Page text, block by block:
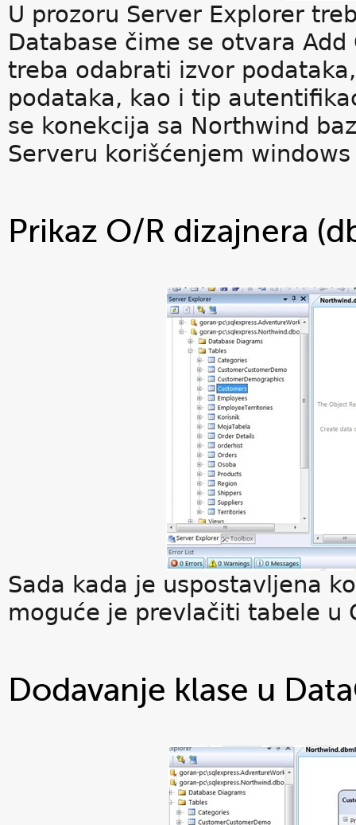
U prozoru Server Explorer
Database čime se otvara
treba odabrati izvor
podataka, kao i tip
se konekcija sa Northwind
Serveru korišćenjem
Prikaz O/R dizajnera
Sada kada je uspostavljena
moguće je prevlačiti tabele u
Dodavanje klase u